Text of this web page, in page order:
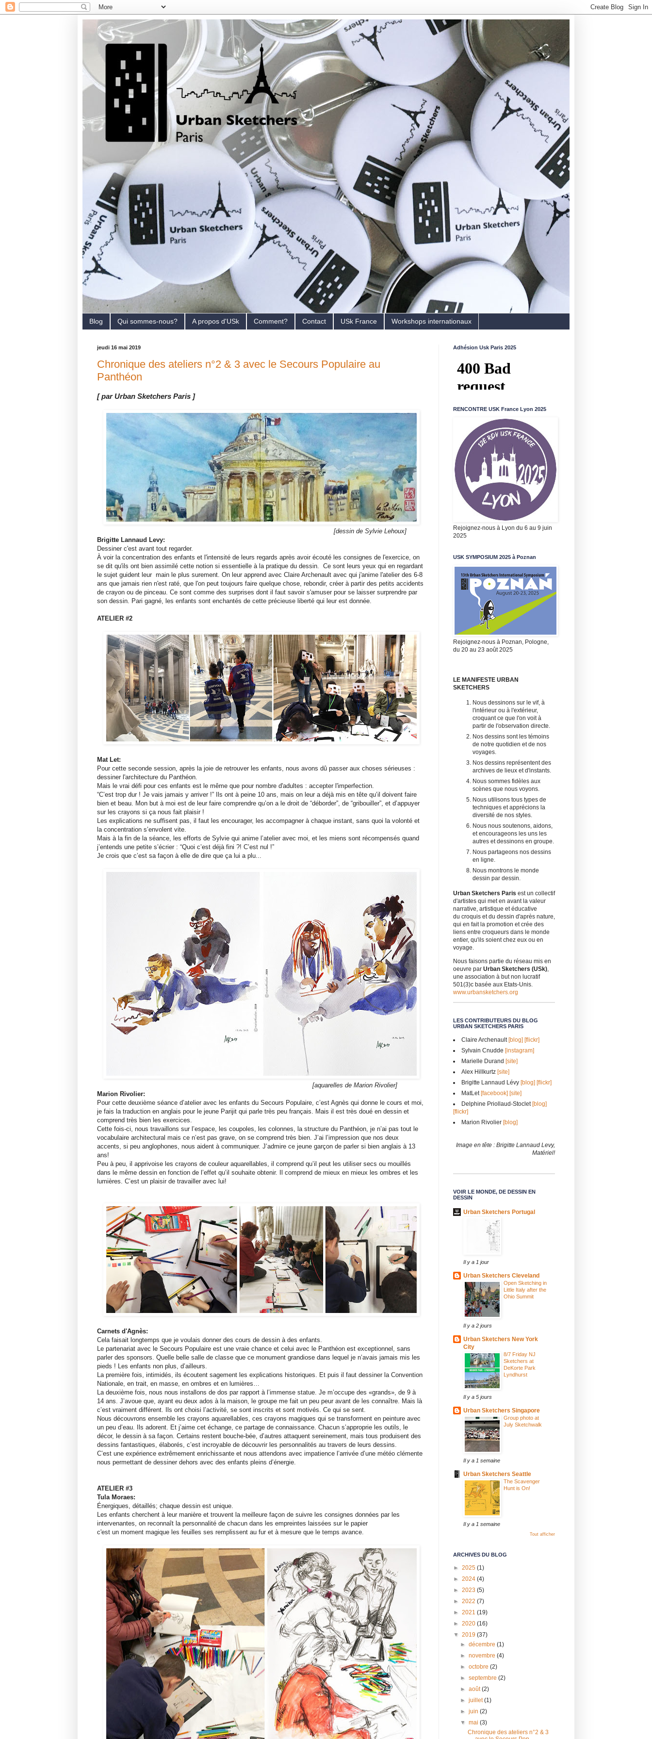
Blog Qui sommes-nous? A propos d'USk Comment? Contact USk France Workshops internationaux
jeudi 16 mai 2019
Chronique des ateliers n°2 & 3 avec le Secours Populaire au
Panthéon
[ par Urban Sketchers Paris ]
[dessin de Sylvie Lehoux]
Brigitte Lannaud Levy:
Dessiner c'est avant tout regarder.
À voir la concentration des enfants et l'intensité de leurs regards après avoir écouté les consignes de l'exercice, on
se dit qu'ils ont bien assimilé cette notion si essentielle à la pratique du dessin. Ce sont leurs yeux qui en regardant
le sujet guident leur main le plus surement. On leur apprend avec Claire Archenault avec qui j'anime l'atelier des 6-8
ans que jamais rien n'est raté, que l'on peut toujours faire quelque chose, rebondir, créer à partir des petits accidents
de crayon ou de pinceau. Ce sont comme des surprises dont il faut savoir s'amuser pour se laisser surprendre par
son dessin. Pari gagné, les enfants sont enchantés de cette précieuse liberté qui leur est donnée.
ATELIER #2
Mat Let:
Pour cette seconde session, après la joie de retrouver les enfants, nous avons dû passer aux choses sérieuses :
dessiner l'architecture du Panthéon.
Mais le vrai défi pour ces enfants est le même que pour nombre d'adultes : accepter l'imperfection.
“C’est trop dur ! Je vais jamais y arriver !” Ils ont à peine 10 ans, mais on leur a déjà mis en tête qu’il doivent faire
bien et beau. Mon but à moi est de leur faire comprendre qu’on a le droit de “déborder”, de “gribouiller”, et d’appuyer
sur les crayons si ça nous fait plaisir !
Les explications ne suffisent pas, il faut les encourager, les accompagner à chaque instant, sans quoi la volonté et
la concentration s’envolent vite.
Mais à la fin de la séance, les efforts de Sylvie qui anime l’atelier avec moi, et les miens sont récompensés quand
j’entends une petite s’écrier : “Quoi c’est déjà fini ?! C’est nul !”
Je crois que c’est sa façon à elle de dire que ça lui a plu...
[aquarelles de Marion Rivolier]
Marion Rivolier:
Pour cette deuxième séance d’atelier avec les enfants du Secours Populaire, c’est Agnès qui donne le cours et moi,
je fais la traduction en anglais pour le jeune Parijit qui parle très peu français. Mais il est très doué en dessin et
comprend très bien les exercices.
Cette fois-ci, nous travaillons sur l’espace, les coupoles, les colonnes, la structure du Panthéon, je n’ai pas tout le
vocabulaire architectural mais ce n’est pas grave, on se comprend très bien. J’ai l’impression que nos deux
accents, si peu anglophones, nous aident à communiquer. J’admire ce jeune garçon de parler si bien anglais à 13
ans!
Peu à peu, il apprivoise les crayons de couleur aquarellables, il comprend qu’il peut les utiliser secs ou mouillés
dans le même dessin en fonction de l’effet qu’il souhaite obtenir. Il comprend de mieux en mieux les ombres et les
lumières. C’est un plaisir de travailler avec lui!
Carnets d'Agnès:
Cela faisait longtemps que je voulais donner des cours de dessin à des enfants.
Le partenariat avec le Secours Populaire est une vraie chance et celui avec le Panthéon est exceptionnel, sans
parler des sponsors. Quelle belle salle de classe que ce monument grandiose dans lequel je n’avais jamais mis les
pieds ! Les enfants non plus, d’ailleurs.
La première fois, intimidés, ils écoutent sagement les explications historiques. Et puis il faut dessiner la Convention
Nationale, en trait, en masse, en ombres et en lumières…
La deuxième fois, nous nous installons de dos par rapport à l’immense statue. Je m’occupe des «grands», de 9 à
14 ans. J’avoue que, ayant eu deux ados à la maison, le groupe me fait un peu peur avant de les connaître. Mais là
c’est vraiment différent. Ils ont choisi l’activité, se sont inscrits et sont motivés. Ce qui se sent.
Nous découvrons ensemble les crayons aquarellables, ces crayons magiques qui se transforment en peinture avec
un peu d’eau. Ils adorent. Et j’aime cet échange, ce partage de connaissance. Chacun s’approprie les outils, le
décor, le dessin à sa façon. Certains restent bouche-bée, d’autres attaquent sereinement, mais tous produisent des
dessins fantastiques, élaborés, c’est incroyable de découvrir les personnalités au travers de leurs dessins.
C’est une expérience extrêmement enrichissante et nous attendons avec impatience l’arrivée d’une météo clémente
nous permettant de dessiner dehors avec des enfants pleins d’énergie.
ATELIER #3
Tula Moraes:
Énergiques, détaillés; chaque dessin est unique.
Les enfants cherchent à leur manière et trouvent la meilleure façon de suivre les consignes données par les
intervenantes, on reconnaît la personnalité de chacun dans les empreintes laissées sur le papier
c'est un moment magique les feuilles ses remplissent au fur et à mesure que le temps avance.
Adhésion Usk Paris 2025
RENCONTRE USK France Lyon 2025
Rejoignez-nous à Lyon du 6 au 9 juin
2025
USK SYMPOSIUM 2025 à Poznan
Rejoignez-nous à Poznan, Pologne,
du 20 au 23 août 2025
LE MANIFESTE URBAN
SKETCHERS
Nous dessinons sur le vif, à
l'intérieur ou à l'extérieur,
croquant ce que l'on voit à
partir de l'observation directe.
Nos dessins sont les témoins
de notre quotidien et de nos
voyages.
Nos dessins représentent des
archives de lieux et d'instants.
Nous sommes fidèles aux
scènes que nous voyons.
Nous utilisons tous types de
techniques et apprécions la
diversité de nos styles.
Nous nous soutenons, aidons,
et encourageons les uns les
autres et dessinons en groupe.
Nous partageons nos dessins
en ligne.
Nous montrons le monde
dessin par dessin.
Urban Sketchers Paris est un collectif
d'artistes qui met en avant la valeur
narrative, artistique et éducative
du croquis et du dessin d'après nature,
qui en fait la promotion et crée des
liens entre croqueurs dans le monde
entier, qu'ils soient chez eux ou en
voyage.
Nous faisons partie du réseau mis en
oeuvre par Urban Sketchers (USk)
une association à but non lucratif
501(3)c basée aux Etats-Unis.
www.urbansketchers.org
LES CONTRIBUTEURS DU BLOG
URBAN SKETCHERS PARIS
Claire Archenault[blog] [flickr]
Sylvain Cnudde [instagram]
Marielle Durand [site]
Alex Hillkurtz [site]
Brigitte Lannaud Lévy [blog] [flickr]
MatLet[facebook] [site]
Delphine Priollaud-Stoclet[blog]
[flickr]
Marion Rivolier [blog]
Image en tête : Brigitte Lannaud Levy,
Matériel!
VOIR LE MONDE, DE DESSIN EN
DESSIN
Urban Sketchers Portugal
Il y a 1 jour
Urban Sketchers Cleveland
Open Sketching in
Little Italy after the
Ohio Summit
Il y a 2 jours
Urban Sketchers New York
City
8/7 Friday NJ
Sketchers at
DeKorte Park
Lyndhurst
Il y a 5 jours
Urban Sketchers Singapore
Group photo at
July Sketchwalk
Il y a 1 semaine
Urban Sketchers Seattle
The Scavenger
Hunt is On!
Il y a 1 semaine
Tout afficher
ARCHIVES DU BLOG
► 2025 (1)
► 2024 (4)
► 2023 (5)
► 2022 (7)
► 2021 (19)
► 2020 (16)
▼ 2019 (37)
►décembre(1)
►novembre(4)
►octobre(2)
►septembre(2)
►août(2)
►juillet(1)
►juin(2)
▼mai(3)
Chronique des ateliers n°2 & 3